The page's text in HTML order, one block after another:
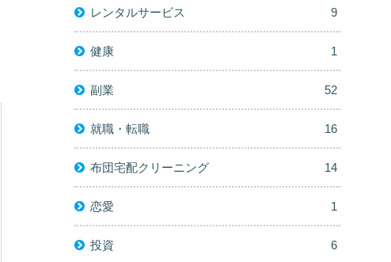
レンタルサービス 9
健康 1
副業 52
就職・転職 16
布団宅配クリーニング 14
恋愛 1
投資 6